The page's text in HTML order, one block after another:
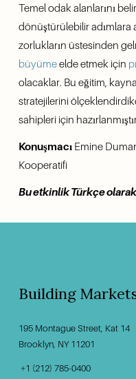
Temel odak alanlarını
dönüştürülebilir adımlara
zorlukların üstesinden
büyüme elde etmek için
olacaklar. Bu eğitim,
stratejilerini
sahipleri için
Konuşmacı Emine
Kooperatifi
Bu etkinlik Türkçe
Building
195 Montague Street, Kat 14
+1 (212) 785-0400